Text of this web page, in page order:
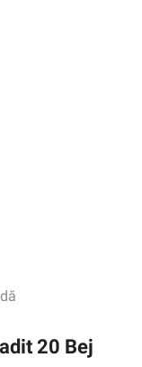
20 Bej